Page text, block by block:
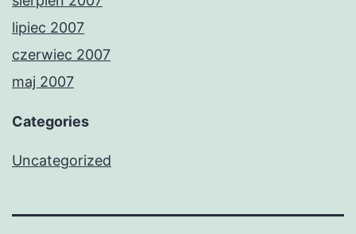
lipiec 2007
czerwiec 2007
maj 2007
Categories
Uncategorized